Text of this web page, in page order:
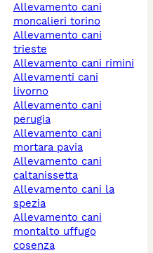
allevamento cani
moncalieri torino
allevamento cani
trieste
allevamento cani rimini
allevamenti cani
livorno
allevamento cani
perugia
allevamento cani
mortara pavia
allevamento cani
caltanissetta
allevamento cani la
spezia
allevamento cani
montalto uffugo
cosenza